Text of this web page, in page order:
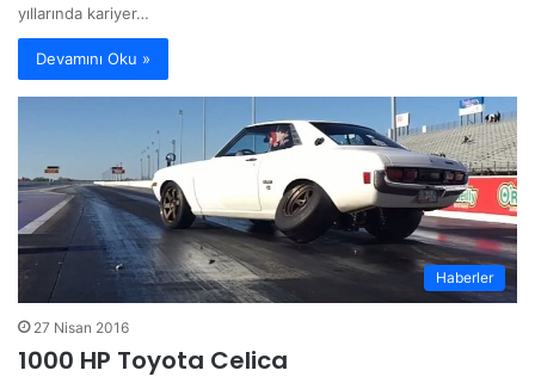
yıllarında kariyer…
Devamını Oku »
Haberler
27 Nisan 2016
1000 HP Toyota Celica